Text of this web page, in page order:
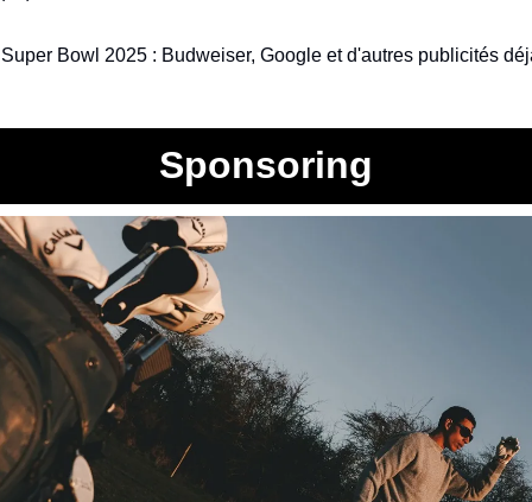
Bowl 2025 : Budweiser, Google et d'autres publicités
Sponsoring